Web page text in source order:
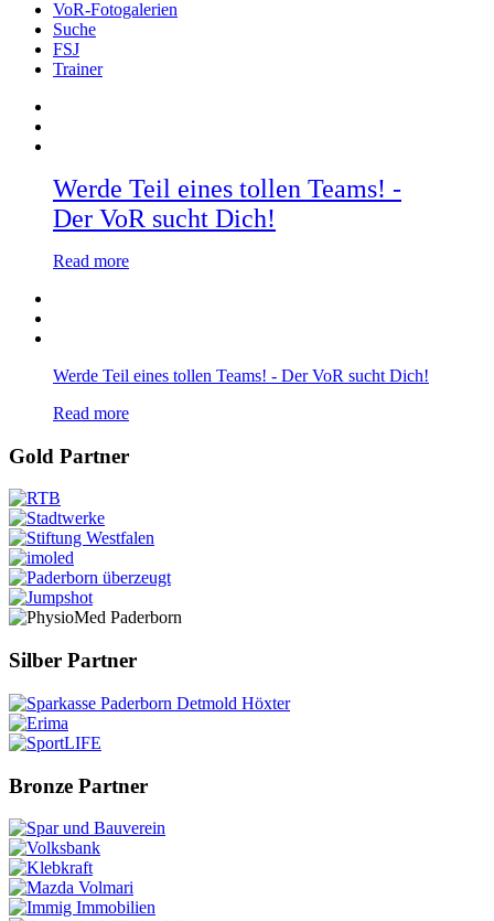
VoR-Fotogalerien
Suche
FSJ
Trainer
Werde Teil eines tollen Teams! -
Der VoR sucht Dich!
Read more
Werde Teil eines tollen Teams! - Der VoR sucht Dich!
Read more
Gold Partner
Silber Partner
Bronze Partner